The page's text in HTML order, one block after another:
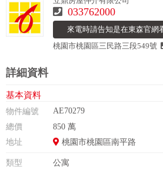
033762000
來電時請告知是在東森官網
桃園市桃園區三民路三段549號
詳細資料
基本資料
物件編號
AE70279
總價
850 萬
地址
桃園市桃園區南平路
類型
公寓